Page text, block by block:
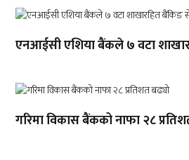
एनआईसी एशिया बैंकले ७ वटा
गरिमा विकास बैंकको नाफा २८